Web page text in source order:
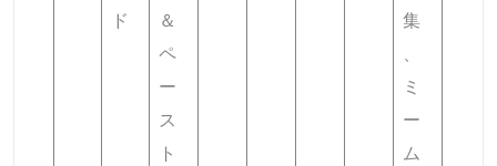
ド
＆
ペ
ー
ス
ト
集
、
ミ
ー
ム